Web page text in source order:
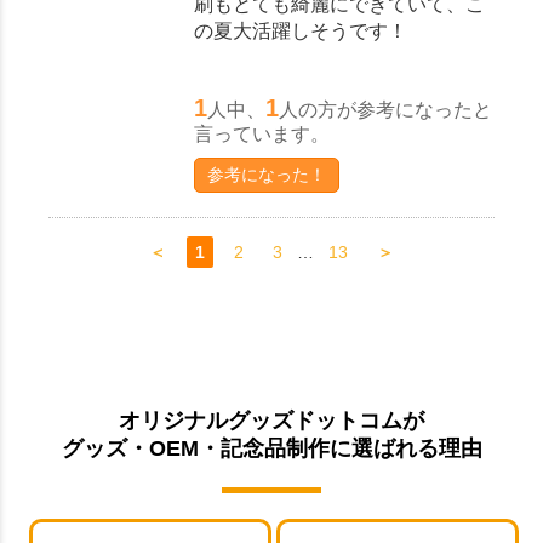
刷もとても綺麗にできていて、こ
の夏大活躍しそうです！
1 人中、 1 人の方が参考になったと
言っています。
参考になった！
＜ 1 2 3 … 13 ＞
オリジナルグッズドットコムが
グッズ・OEM・記念品制作に選ばれる理由